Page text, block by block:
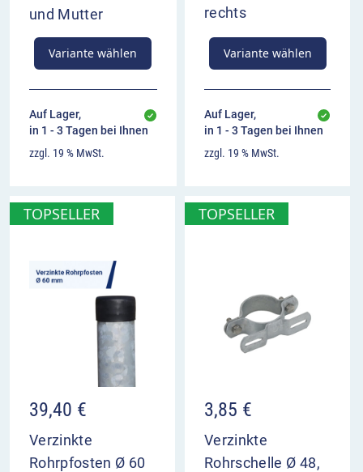
VZ 283-20 Absolutes Halteverbot Ende,
Ende des absoluten Haltverbots
kombinierbar mit Zusatzzeichen zur zeitlichen
Beschränkung
und Mutter
Variante wählen
Auf Lager,
in 1 - 3 Tagen bei Ihnen
zzgl. 19 % MwSt.
rechts
Variante wählen
Auf Lager,
in 1 - 3 Tagen bei Ihnen
zzgl. 19 % MwSt.
TOPSELLER
39,40 €
Verzinkte
Rohrpfosten Ø 60
TOPSELLER
3,85 €
Verzinkte
Rohrschelle Ø 48,